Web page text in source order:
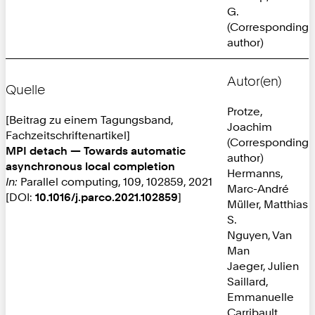
G.
(Corresponding
author)
Quelle
[Beitrag zu einem Tagungsband,
Fachzeitschriftenartikel]
MPI detach — Towards automatic
asynchronous local completion
In: Parallel computing, 109, 102859, 2021
[DOI: 10.1016/j.parco.2021.102859]
Autor(en)
Protze,
Joachim
(Corresponding
author)
Hermanns,
Marc-André
Müller, Matthias
S.
Nguyen, Van
Man
Jaeger, Julien
Saillard,
Emmanuelle
Carribault,